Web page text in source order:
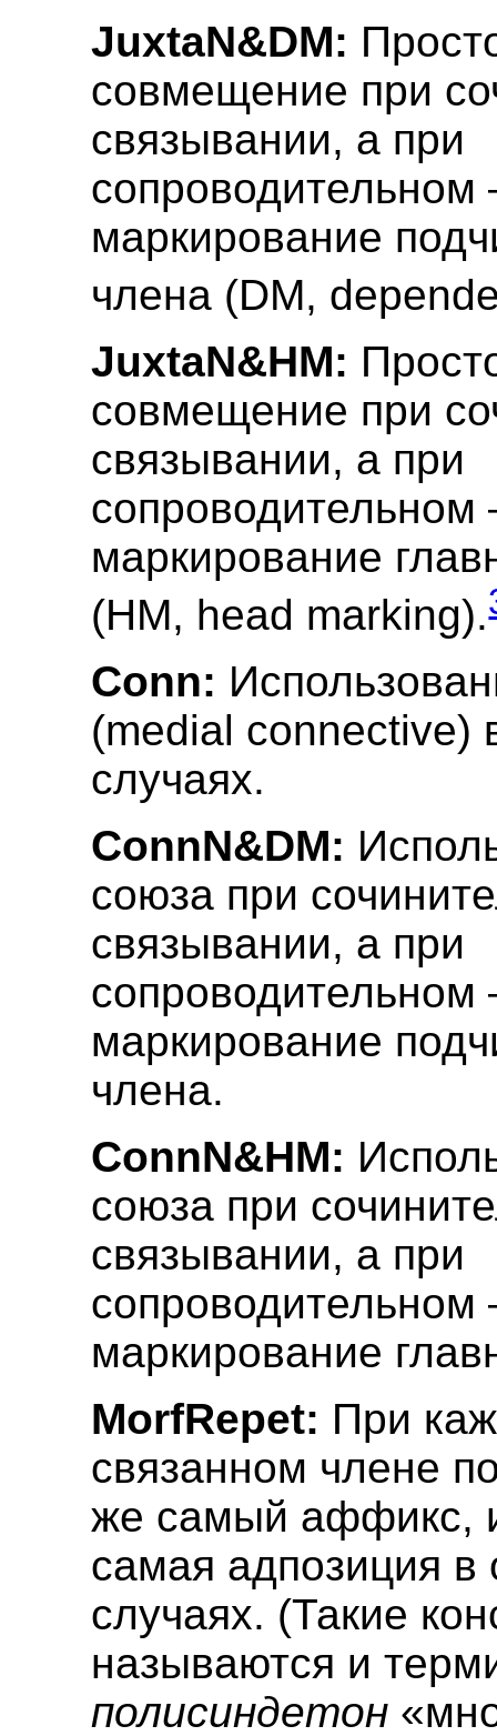
JuxtaN&DM:
совмещение при
связывании, а при
сопроводительном
маркирование
члена (DM,
JuxtaN&HM:
совмещение при
связывании, а при
сопроводительном
маркирование
(HM, head marking).
Conn:
(medial connective)
случаях.
ConnN&DM:
союза при
связывании, а при
сопроводительном
маркирование
члена.
ConnN&HM:
союза при
связывании, а при
сопроводительном
маркирование
MorfRepet: При
связанном члене
же самый аффикс,
самая адпозиция в
случаях. (Такие
называются и
полисиндетон